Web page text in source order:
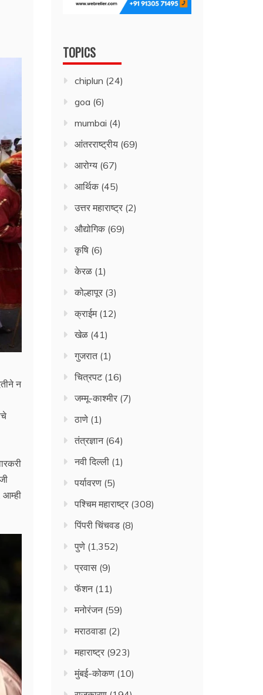
न
आम्ही
TOPICS
chiplun (24)
goa (6)
mumbai (4)
आंतरराष्ट्रीय (69)
आरोग्य (67)
आर्थिक (45)
उत्तर महाराष्ट्र (2)
औद्योगिक (69)
कृषि (6)
केरळ (1)
कोल्हापूर (3)
क्राईम(12)
खेळ (41)
गुजरात(1)
चित्रपट(16)
जम्मू-काश्मीर (7)
ठाणे (1)
तंत्रज्ञान(64)
नवी दिल्ली (1)
पर्यावरण (5)
पश्चिम महाराष्ट्र (308)
पिंपरी चिंचवड (8)
पुणे (1,352)
प्रवास (9)
फॅशन(11)
मनोरंजन(59)
मराठवाडा (2)
महाराष्ट्र (923)
मुंबई-कोकण (10)